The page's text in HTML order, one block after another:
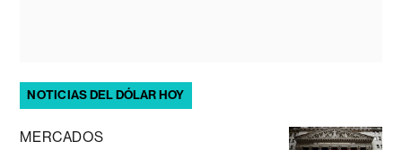
NOTICIAS DEL DÓLAR HOY
MERCADOS